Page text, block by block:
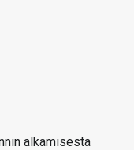
alkamisesta